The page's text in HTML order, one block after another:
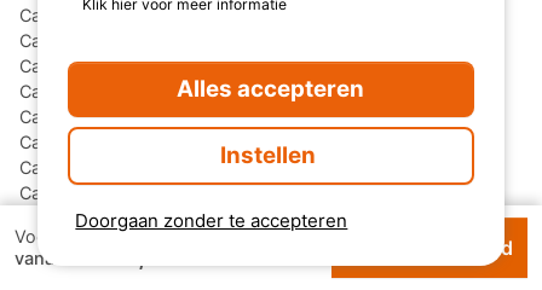
Voor 1 week
vanaf Beschikbhaarheid
Camping Auvergne-Rhône-Alpen
Camping Bourgogne-Franche-Comté
Camping Corsica
Camping Grand Est
Camping Hauts-de-France
Camping Nouvelle-Aquitaine
Camping Occitanië
Camping Pays de la Loire
Doorgaan zonder te accepteren
Klik hier voor meer informatie
Alles accepteren
Instellen